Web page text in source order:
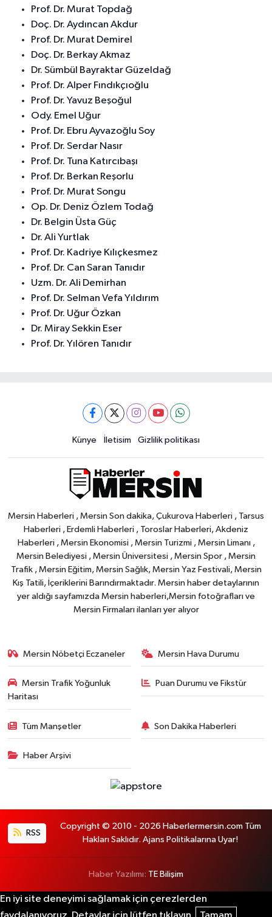
Prof. Dr. Murat Topdağ
Doç. Dr. Aydıncan Akdur
Prof. Dr. Murat Demirel
Doç. Dr. Berkay Akmaz
Dr. Sümbül Bayraktar Güzeldağ
Prof. Dr. Alper Fındıkçıoğlu
Prof. Dr. Yavuz Beşoğul
Ody. Emel Uğur
Prof. Dr. Ebru Ayvazoğlu Soy
Prof. Dr. Serdar Nasır
Prof. Dr. Tuna Katırcıbaşı
Prof. Dr. Berkan Reşorlu
Prof. Dr. Murat Songu
Op. Dr. Deniz Özlem Todağ
Dr. Belgin Üsta Güç
Dr. Ali Yurtlak
Prof. Dr. Kadriye Kılıçkesmez
Prof. Dr. Can Saran Tanıdır
Uzm. Dr. Ali Demirhan
Prof. Dr. Selman Vefa Yıldırım
Prof. Dr. Uğur Özkan
Dr. Miray Sekkin Eser
Prof. Dr. Yılören Tanıdır
Künye İletisim Gizlilik politikası
Mersin Haberleri , Mersin Son dakika, Çukurova Haberleri , Tarsus
Haberleri , Erdemli Haberleri , Toroslar Haberleri, Akdeniz
Haberleri , Mersin Ekonomisi , Mersin Turizmi , Mersin Limanı ,
Mersin Belediyesi , Mersin Üniversitesi , Mersin Spor , Mersin
Trafik , Mersin Eğitim, Mersin Sağlık, Mersin Yaz Festivali, Mersin
Kış Tatili, İçeriklerini Barındırmaktadır. Mersin haber detaylarının
yer aldığı sayfamızda Mersin haberleri,Mersin fotoğrafları ve
Mersin Firmaları ilanları yer alıyor
Mersin Nöbetçi Eczaneler Mersin Hava Durumu
Mersin Trafik Yoğunluk
Haritası
Puan Durumu ve Fikstür
Tüm Manşetler Son Dakika Haberleri
Haber Arşivi
RSS
Copyright © 2010 - 2026 Haberlermersin.com Tüm
Hakları Saklıdır. Ajans Politikalarına Uyar!
Haber Yazılımı: TE Bilişim
En iyi site deneyimi sağlamak için çerezlerden